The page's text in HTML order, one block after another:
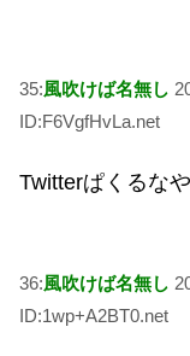
35:風吹けば名無し
ID:F6VgfHvLa.net
Twitterぱくるなや
36:風吹けば名無し
ID:1wp+A2BT0.net